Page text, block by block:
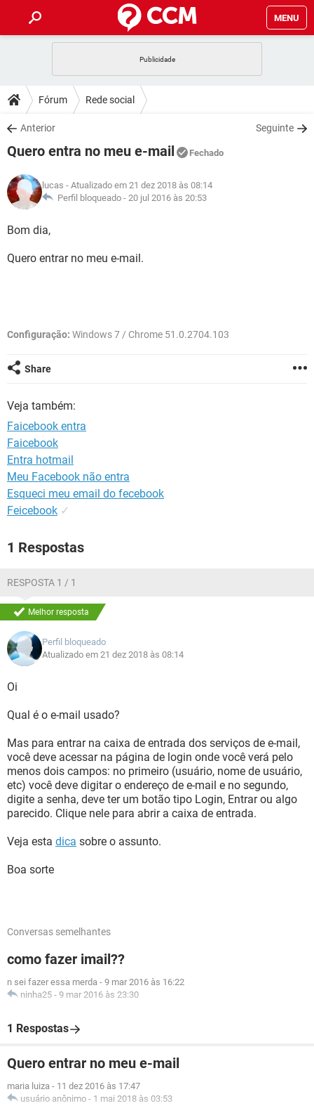
MENU
CELULAR
OUTLOOK
INSTAGRAM GMAIL
GUIA DE COMPRAS
DICAS
JOGOS
INSTAGRAM GMAIL
GUIA DE COMPRAS
DOWNLOADS
JOGOS WHATSAPP
CELULAR
OUTLOOK EXCEL
INSTAGRAM
FÓRUM
JOGOS WHATSAPP
CELULAR
OUTLOOK
INSTAGRAM
GLOSSÁRIO
JOGOS
Fórum Rede social
Anterior Seguinte
Quero entra no meu e-mail Fechado
lucas - Atualizado em 21 dez 2018 às 08:14
Perfil bloqueado - 20 jul 2016 às 20:53
Bom dia,
Quero entrar no meu e-mail.
Configuração: Windows 7 / Chrome 51.0.2704.103
Share
Veja também:
Faicebook entra
Faicebook
Entra hotmail
Meu Facebook não entra
Esqueci meu email do fecebook
Feicebook ✓
1 Respostas
RESPOSTA 1 / 1
Melhor resposta
Perfil bloqueado
Atualizado em 21 dez 2018 às 08:14
Oi
Qual é o e-mail usado?
Mas para entrar na caixa de entrada dos serviços de e-mail,
você deve acessar na página de login onde você verá pelo
menos dois campos: no primeiro (usuário, nome de usuário,
etc) você deve digitar o endereço de e-mail e no segundo,
digite a senha, deve ter um botão tipo Login, Entrar ou algo
parecido. Clique nele para abrir a caixa de entrada.
Veja esta dica sobre o assunto.
Boa sorte
Conversas semelhantes
como fazer imail??
n sei fazer essa merda - 9 mar 2016 às 16:22
ninha25 - 9 mar 2016 às 23:30
1 Respostas
Quero entrar no meu e-mail
maria luiza - 11 dez 2016 às 17:47
usuário anônimo - 1 mai 2018 às 03:53